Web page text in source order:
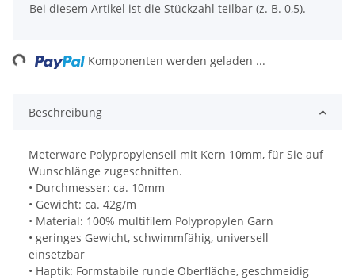
Bei diesem Artikel ist die Stückzahl teilbar (z. B. 0,5).
Komponenten werden geladen ...
Beschreibung
Meterware Polypropylenseil mit Kern 10mm, für Sie auf
Wunschlänge zugeschnitten.
• Durchmesser: ca. 10mm
• Gewicht: ca. 42g/m
• Material: 100% multifilem Polypropylen Garn
• geringes Gewicht, schwimmfähig, universell
einsetzbar
• Haptik: Formstabile runde Oberfläche, geschmeidig